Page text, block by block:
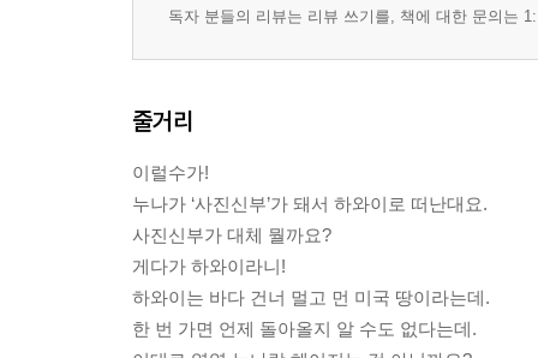
독자 분들의 리뷰는 리뷰 쓰기를, 책에 대한 문의는
줄거리
이럴수가!
누나가 ‘사진신부’가 돼서 하와이로 떠난대요.
사진신부가 대체 뭘까요?
게다가 하와이라니!
하와이는 바다 건너 멀고 먼 미국 땅이라는데.
한 번 가면 언제 돌아올지 알 수도 없다는데.